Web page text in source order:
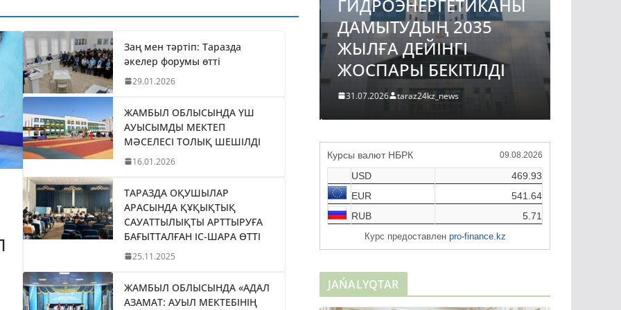
Заң мен тәртіп: Таразда
әкелер форумы өтті
29.01.2026
ЖАМБЫЛ ОБЛЫСЫНДА ҮШ
АУЫСЫМДЫ МЕКТЕП
МӘСЕЛЕСІ ТОЛЫҚ ШЕШІЛДІ
16.01.2026
ТАРАЗДА ОҚУШЫЛАР
АРАСЫНДА ҚҰҚЫҚТЫҚ
САУАТТЫЛЫҚТЫ АРТТЫРУҒА
БАҒЫТТАЛҒАН ІС-ШАРА ӨТТІ
25.11.2025
ЖАМБЫЛ ОБЛЫСЫНДА «АДАЛ
АЗАМАТ: АУЫЛ МЕКТЕБІНІҢ
84
АВТОЖОЛ
ЖОБАСЫНЫҢ
ҚҰРЫЛЫСЫН РЕСМИ
ТҮРДЕ БАСТАП БЕРДІ
ГИДРОЭНЕРГЕТИКАНЫ
ДАМЫТУДЫҢ 2035
ЖЫЛҒА ДЕЙІНГІ
ЖОСПАРЫ БЕКІТІЛДІ
31.07.2026 taraz24kz_news
Курсы валют НБРК 09.08.2026
USD
469.93
EUR
541.64
RUB
5.71
Курс предоставлен pro-finance.kz
JAŃALYQTAR